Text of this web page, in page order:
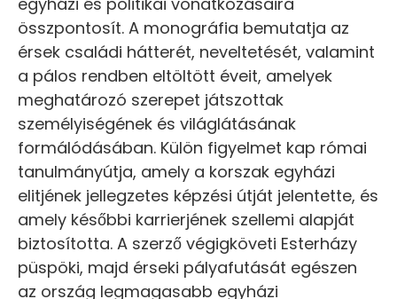
összpontosít. A monográfia bemutatja az
érsek családi hátterét, neveltetését, valamint
a pálos rendben eltöltött éveit, amelyek
meghatározó szerepet játszottak
személyiségének és világlátásának
formálódásában. Külön figyelmet kap római
tanulmányútja, amely a korszak egyházi
elitjének jellegzetes képzési útját jelentette, és
amely későbbi karrierjének szellemi alapját
biztosította. A szerző végigköveti Esterházy
püspöki, majd érseki pályafutását egészen
az ország legmagasabb egyházi